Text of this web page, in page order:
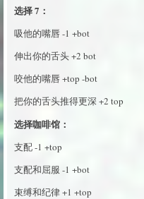
选择 7：
吸他的嘴唇 -1 +bot
伸出你的舌头 +2 bot
咬他的嘴唇 +top -bot
把你的舌头推得更深 +2 top
选择咖啡馆：
支配 -1 +top
支配和屈服 -1 +bot
束缚和纪律 +1 +top